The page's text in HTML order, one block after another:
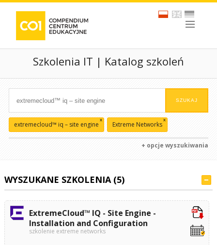
Szkolenia IT | Katalog szkoleń
extremecloud™ iq – site engine
x
Extreme Networks
x
+ opcje wyszukiwania
WYSZUKANE SZKOLENIA (5)
ExtremeCloud™ IQ - Site Engine -
Installation and Configuration
szkolenie extreme networks